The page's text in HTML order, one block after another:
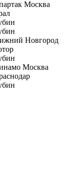
Москва
Новгород
Москва